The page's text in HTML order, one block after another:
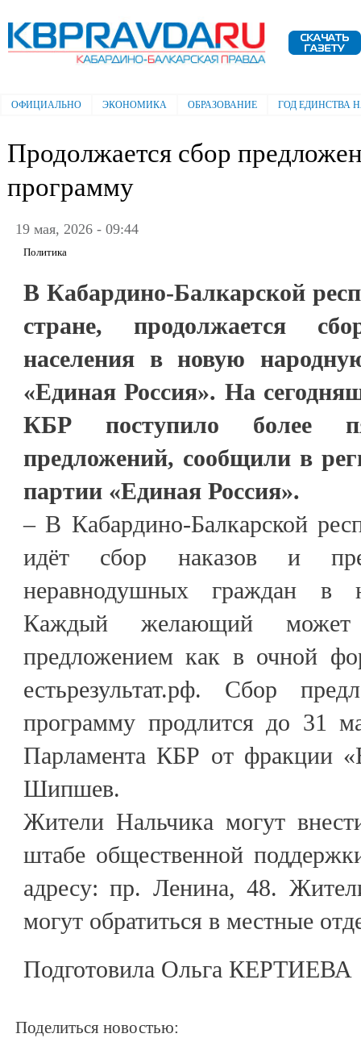
Электронная газета "Кабардино-
Балкарская правда"
Главное меню
ОФИЦИАЛЬНО ЭКОНОМИКА ОБРАЗОВАНИЕ ГОД ЕДИНСТВА
Продолжается сбор
программу
19 мая, 2026 - 09:44
Политика
В Кабардино-Балкарской
стране, продолжается
населения в новую
«Единая Россия». На
КБР поступило более
предложений, сообщили в
партии «Единая Россия».
– В Кабардино-Балкарской
идёт сбор наказов и
неравнодушных граждан в
Каждый желающий
предложением как в очной
естьрезультат.рф. Сбор
программу продлится до 31
Парламента КБР от фракции
Шипшев.
Жители Нальчика могут
штабе общественной
адресу: пр. Ленина, 48.
могут обратиться в местные
Подготовила Ольга КЕРТИЕВА
Поделиться новостью: